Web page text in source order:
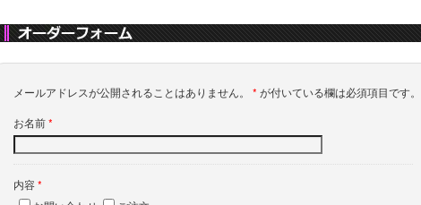
メールアドレスが公開されることはありません。 * が付いている欄は必須項目です。
お名前*
内容*